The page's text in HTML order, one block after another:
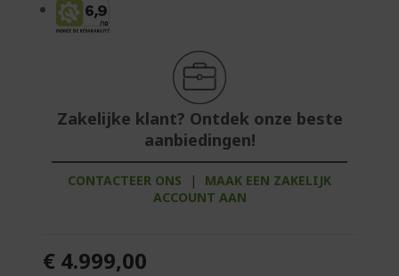
Zakelijke klant? Ontdek onze beste
aanbiedingen!
CONTACTEER ONS |
MAAK EEN ZAKELIJK
ACCOUNT AAN
€ 4.999,00